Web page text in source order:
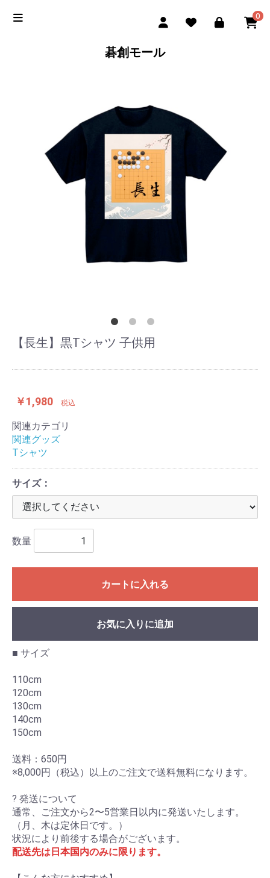
0
碁創モール
【長生】黒Tシャツ 子供用
￥1,980 税込
関連カテゴリ
関連グッズ
Tシャツ
サイズ：
数量
カートに入れる
お気に入りに追加
■ サイズ
110cm
120cm
130cm
140cm
150cm
送料：650円
※8,000円（税込）以上のご注文で送料無料になります。
? 発送について
通常、ご注文から2〜5営業日以内に発送いたします。
（月、木は定休日です。）
状況により前後する場合がございます。
配送先は日本国内のみに限ります。